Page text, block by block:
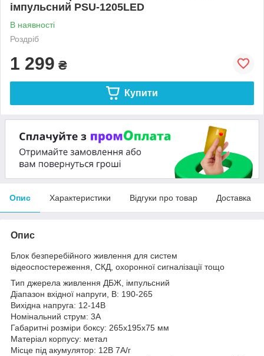
імпульсний PSU-1205LED
В наявності
Роздріб
1 299 ₴
Купити
Опис Характеристики Відгуки про товар Доставка
Опис
Блок безперебійного живлення для систем
відеоспостереження, СКД, охоронної сигналізації тощо
Тип джерела живлення ДБЖ, імпульсний
Діапазон вхідної напруги, В: 190-265
Вихідна напруга: 12-14В
Номінальний струм: 3А
Габаритні розміри боксу: 265х195х75 мм
Матеріал корпусу: метал
Місце під акумулятор: 12В 7А/г